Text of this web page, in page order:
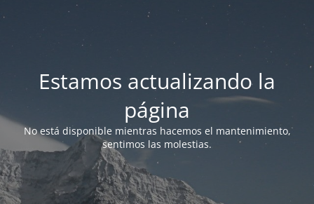
Estamos actualizando la
página
No está disponible mientras hacemos el mantenimiento,
sentimos las molestias.